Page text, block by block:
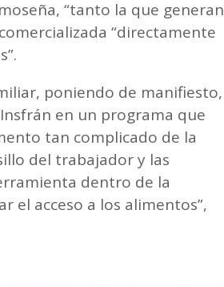
“tanto la que generan
“directamente
poniendo de manifiesto,
en un programa que
tan complicado de la
del trabajador y las
dentro de la
el acceso a los alimentos”,